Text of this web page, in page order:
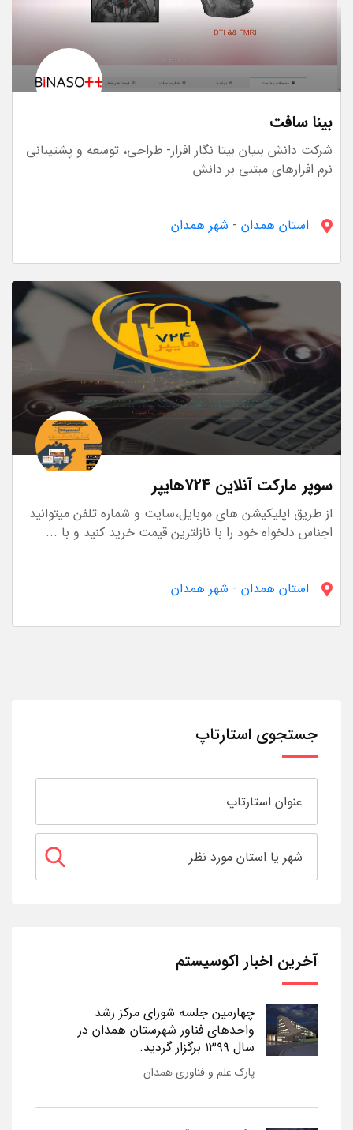
بینا سافت
شرکت دانش بنیان بیتا نگار افزار- طراحی، توسعه و پشتیبانی
نرم افزارهای مبتنی بر دانش
استان همدان - شهر همدان
سوپر مارکت آنلاین 724هایپر
از طریق اپلیکیشن های موبایل،سایت و شماره تلفن میتوانید
اجناس دلخواه خود را با نازلترین قیمت خرید کنید و با ...
استان همدان - شهر همدان
جستجوی استارتاپ
آخرین اخبار اکوسیستم
چهارمین جلسه شورای مرکز رشد
واحدهای فناور شهرستان همدان در
سال ۱۳۹۹ برگزار گردید.
پارک علم و فناوری همدان